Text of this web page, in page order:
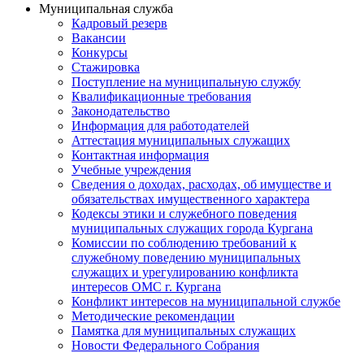
Муниципальная служба
Кадровый резерв
Вакансии
Конкурсы
Стажировка
Поступление на муниципальную службу
Квалификационные требования
Законодательство
Информация для работодателей
Аттестация муниципальных служащих
Контактная информация
Учебные учреждения
Сведения о доходах, расходах, об имуществе и
обязательствах имущественного характера
Кодексы этики и служебного поведения
муниципальных служащих города Кургана
Комиссии по соблюдению требований к
служебному поведению муниципальных
служащих и урегулированию конфликта
интересов ОМС г. Кургана
Конфликт интересов на муниципальной службе
Методические рекомендации
Памятка для муниципальных служащих
Новости Федерального Cобрания